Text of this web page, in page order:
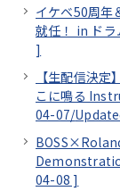
イケベ50周年
就任！ in ド
]
【生配信決
こに鳴る
04-07/
04-08 ]